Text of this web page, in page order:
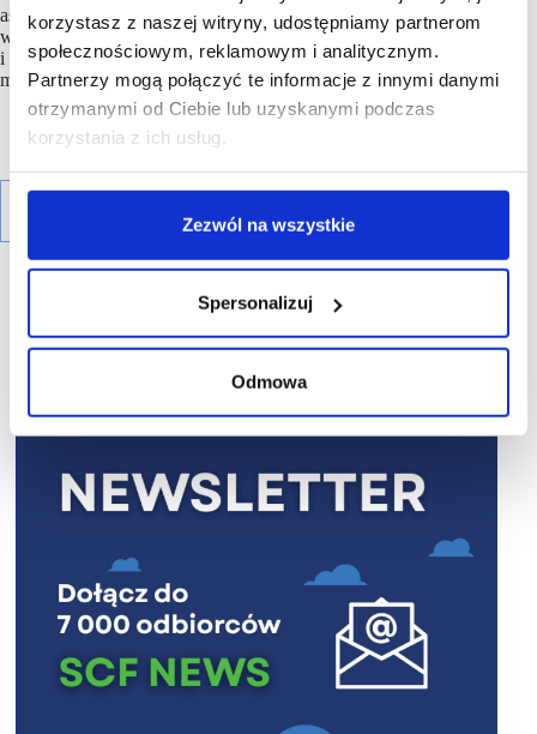
korzystasz z naszej witryny, udostępniamy partnerom
społecznościowym, reklamowym i analitycznym.
Partnerzy mogą połączyć te informacje z innymi danymi
otrzymanymi od Ciebie lub uzyskanymi podczas
korzystania z ich usług.
Zezwól na wszystkie
Spersonalizuj
Odmowa
asortymentu. W planach jest również organizacja regularnych
wydarzeń z atrakcjami, pokazami motocyklowymi
i spotkaniami z ciekawymi osobistościami ze świata
motocyklowego.
R E K L A M A